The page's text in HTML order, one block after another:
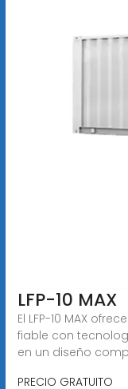
LFP-10 MAX
El LFP-10 MAX
fiable con
en un diseño
PRECIO GRATUITO